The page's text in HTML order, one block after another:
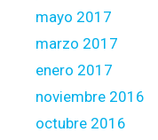
mayo 2017
marzo 2017
enero 2017
noviembre 2016
octubre 2016